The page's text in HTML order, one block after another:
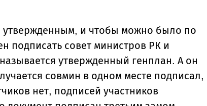
утвержденным, и чтобы можно было по
подписать совет министров РК и
утвержденный генплан. А он
совмин в одном месте подписал,
нет, подписей участников